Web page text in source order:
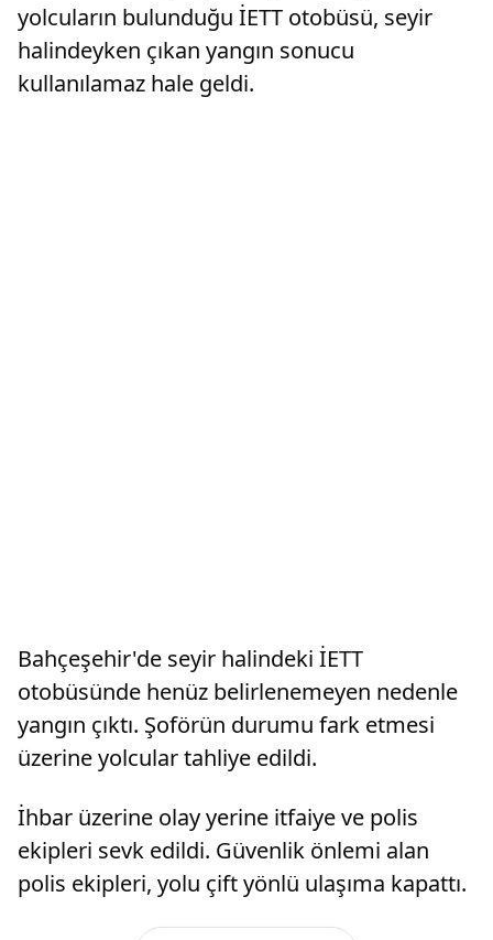
yolcuların bulunduğu İETT otobüsü, seyir
halindeyken çıkan yangın sonucu
kullanılamaz hale geldi.
Bahçeşehir'de seyir halindeki İETT
otobüsünde henüz belirlenemeyen nedenle
yangın çıktı. Şoförün durumu fark etmesi
üzerine yolcular tahliye edildi.
İhbar üzerine olay yerine itfaiye ve polis
ekipleri sevk edildi. Güvenlik önlemi alan
polis ekipleri, yolu çift yönlü ulaşıma kapattı.